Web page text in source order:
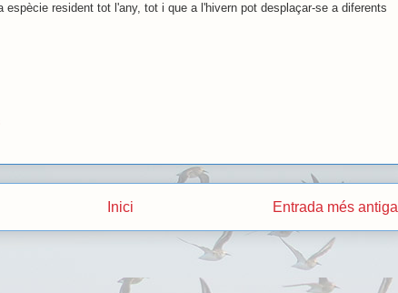
espècie resident tot l'any, tot i que a l'hivern pot desplaçar-se a diferents
Entrada més antiga
Inici